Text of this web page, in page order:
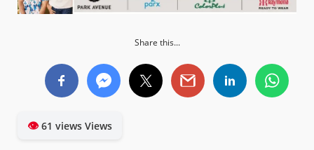
Share this...
👁61 views Views